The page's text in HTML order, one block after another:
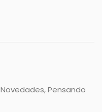
Novedades,Pensando